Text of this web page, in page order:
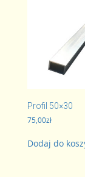
Profil 50×30
75,00zł
Dodaj do